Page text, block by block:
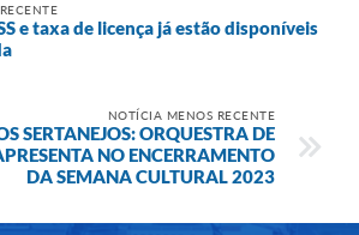
e taxa de licença já estão disponíveis
NOTÍCIA MENOS RECENTE
SERTANEJOS: ORQUESTRA DE
NO ENCERRAMENTO
DA SEMANA CULTURAL 2023